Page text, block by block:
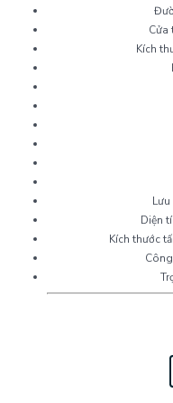
Cửa
Kích
Diện
Kích thước